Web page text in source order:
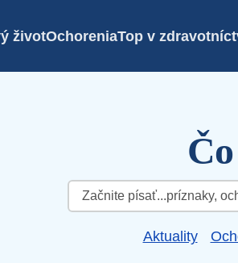
životOchoreniaTop v
Hľadať:
Aktuality